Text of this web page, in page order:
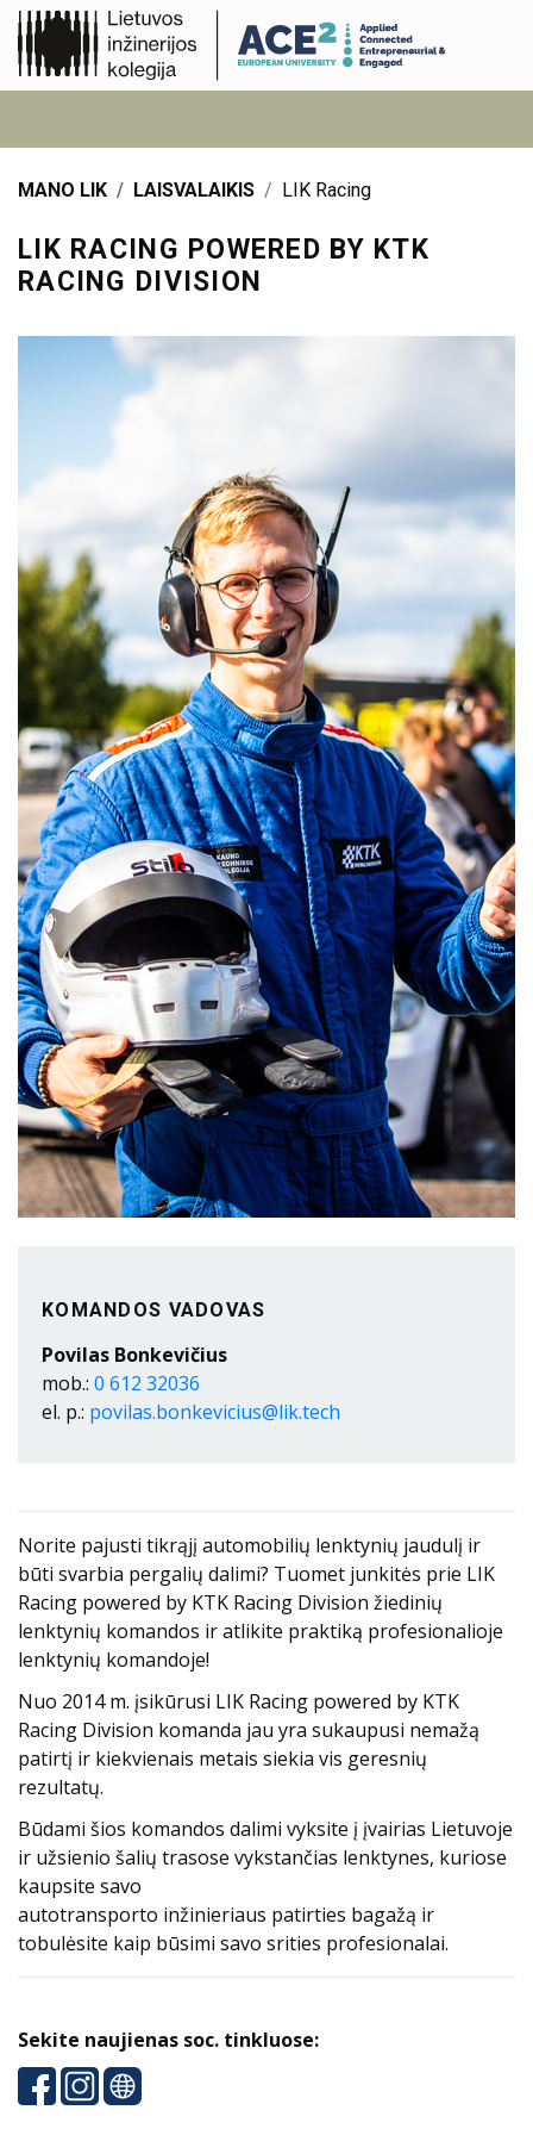
MANO LIK LAISVALAIKIS LIK Racing
LIK RACING POWERED BY KTK
RACING DIVISION
KOMANDOS VADOVAS
Povilas Bonkevičius
mob.: 0 612 32036
el. p.: povilas.bonkevicius@lik.tech
Norite pajusti tikrąjį automobilių lenktynių jaudulį ir
būti svarbia pergalių dalimi? Tuomet junkitės prie LIK
Racing powered by KTK Racing Division žiedinių
lenktynių komandos ir atlikite praktiką profesionalioje
lenktynių komandoje!
Nuo 2014 m. įsikūrusi LIK Racing powered by KTK
Racing Division komanda jau yra sukaupusi nemažą
patirtį ir kiekvienais metais siekia vis geresnių
rezultatų.
Būdami šios komandos dalimi vyksite į įvairias Lietuvoje
ir užsienio šalių trasose vykstančias lenktynes, kuriose
kaupsite savo
autotransporto inžinieriaus patirties bagažą ir
tobulėsite kaip būsimi savo srities profesionalai.
Sekite naujienas soc. tinkluose: